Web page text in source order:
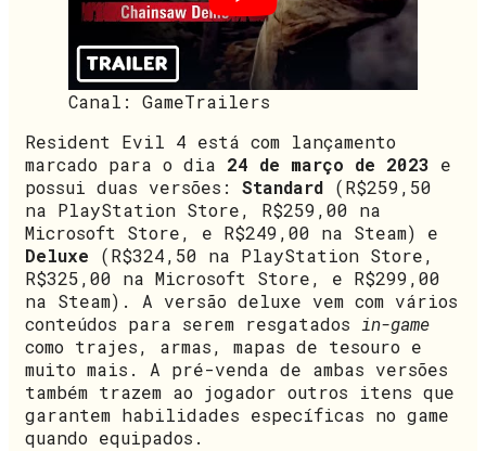
Canal: GameTrailers
Resident Evil 4 está com lançamento
marcado para o dia 24 de março de 2023 e
possui duas versões: Standard (R$259,50
na PlayStation Store, R$259,00 na
Microsoft Store, e R$249,00 na Steam) e
Deluxe (R$324,50 na PlayStation Store,
R$325,00 na Microsoft Store, e R$299,00
na Steam). A versão deluxe vem com vários
conteúdos para serem resgatados in-game
como trajes, armas, mapas de tesouro e
muito mais. A pré-venda de ambas versões
também trazem ao jogador outros itens que
garantem habilidades específicas no game
quando equipados.